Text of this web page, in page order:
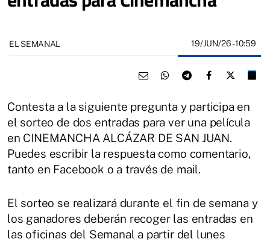
EL SEMANAL 19/JUN/26- 10:59
Contesta a la siguiente pregunta y participa en
el sorteo de dos entradas para ver una película
en CINEMANCHA ALCÁZAR DE SAN JUAN.
Puedes escribir la respuesta como comentario,
tanto en Facebook o a través de mail.
El sorteo se realizará durante el fin de semana y
los ganadores deberán recoger las entradas en
las oficinas del Semanal a partir del lunes